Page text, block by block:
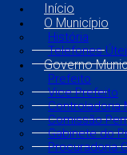
Início
O Município
História
Telefones
Governo
Prefeito
Vice Prefeito
Controladoria
Comissão
Gabinete do
Procuradoria